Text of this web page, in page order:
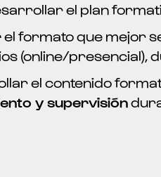
el plan
el formato que mejor
(online/presencial),
el contenido
y supervisión